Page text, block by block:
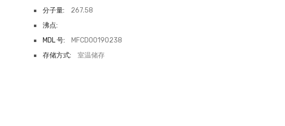
分子量:
267.58
沸点:
MDL 号:
MFCD00190238
存储方式:
室温储存